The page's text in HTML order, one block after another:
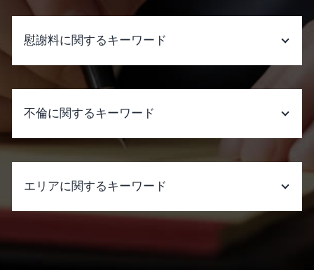
離婚調停 不成立 裁判
離婚 調停から裁判
不倫の慰謝料 請求
婚姻費用 調停
養育費 調停
調停 進め方
離婚理由 別居期間
離婚したい 男
遺産分割 いつから
遺産分割 預り金
相続人 連絡取れない
遺産分割 一部のみ
遺産分割 成年後見人
生命保険 受取人 遺産分割
遺産分割調停 流れ
遺産分割調停で 聞か れること
慰謝料に関するキーワード
慰謝料請求された 弁護士
慰謝料請求 時効 離婚後
慰謝料とは 事故
慰謝料請求 時効 相手
パワハラ 証拠
慰謝料請求された 弁護士費用
慰謝料請求された 払えない
不倫に関するキーワード
弁護士 不倫 費用
妻 不倫 親権
不倫 人妻
エリアに関するキーワード
架空請求詐欺 弁護士 相談 大阪市中央区